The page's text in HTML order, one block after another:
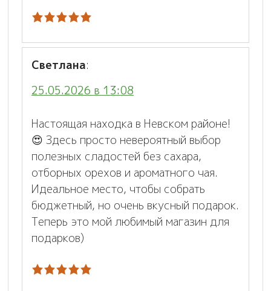
Светлана:
25.05.2026 в 13:08
Настоящая находка в Невском районе!
😍 Здесь просто невероятный выбор
полезных сладостей без сахара,
отборных орехов и ароматного чая.
Идеальное место, чтобы собрать
бюджетный, но очень вкусный подарок.
Теперь это мой любимый магазин для
подарков)